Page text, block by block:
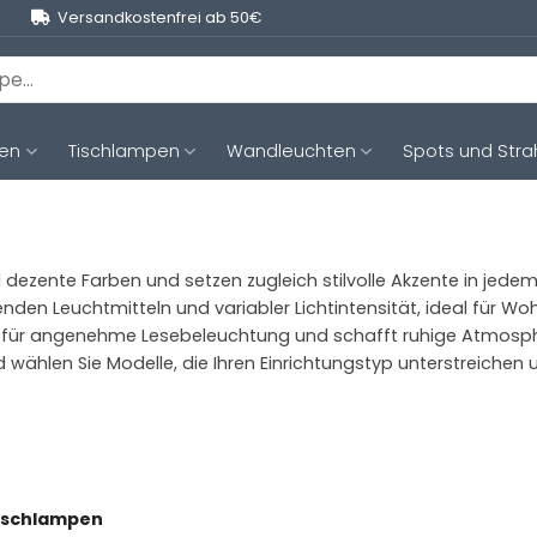
Versandkostenfrei ab 50€
Tischlampen Wandleuchten Spots und
Farben und setzen zugleich stilvolle Akzente in
Leuchtmitteln und variabler Lichtintensität, ideal für
angenehme Lesebeleuchtung und schafft ruhige
wählen Sie Modelle, die Ihren Einrichtungstyp